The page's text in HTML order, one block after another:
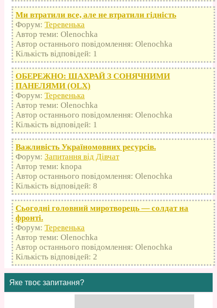
Ми втратили все, але не втратили гідність
Форум: Теревенька
Автор теми: Olenochka
Автор останнього повідомлення: Olenochka
Кількість відповідей: 1
ОБЕРЕЖНО: ШАХРАЙ З СОНЯЧНИМИ
ПАНЕЛЯМИ (OLX)
Форум: Теревенька
Автор теми: Olenochka
Автор останнього повідомлення: Olenochka
Кількість відповідей: 1
Важливість Україномовних ресурсів.
Форум: Запитання від Дівчат
Автор теми: knopa
Автор останнього повідомлення: Olenochka
Кількість відповідей: 8
Сьогодні головний миротворець — солдат на
фронті.
Форум: Теревенька
Автор теми: Olenochka
Автор останнього повідомлення: Olenochka
Кількість відповідей: 2
Яке твоє запитання?